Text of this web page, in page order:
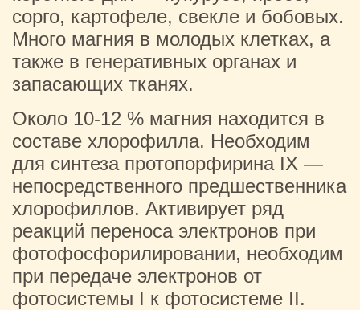
сорго, картофеле, свекле и бобовых.
Много магния в молодых клетках, а
также в генеративных органах и
запасающих тканях.
Около 10-12 % магния находится в
составе хлорофилла. Необходим
для синтеза протопорфирина IX —
непосредственного предшественника
хлорофиллов. Активирует ряд
реакций переноса электронов при
фотофосфорилировании, необходим
при передаче электронов от
фотосистемы I к фотосистеме II.